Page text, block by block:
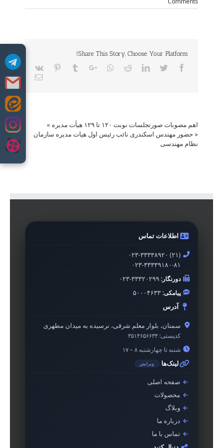
content
Share This Story, Choose Your Platform!
Facebook
Twitter
LinkedIn
Reddit
Whatsapp
Google+
Tumblr
Pinterest
Vk
Email
اهم مصوبات صورتجلسات نوبت ۱۲۰ تا ۱۲۹ هیأت مدیره
»
« حضور مهندس اسکندری نائب رئیس اول هیات مدیره سازمان
نظام مهندسی
اطلاعات تماس
۰۲۳-۳۳۳۳۸۹۲۰ (۲۱)
۰۲۳-۳۳۳۳۹۱۸۰-۸۱
دورنگار:۰۲۳-۳۳۳۲۰۲۹۹
پیامکی:۵۰۰۰۴۶۳۳
آدرس
سمنان، بلوار معلم شرقی، نرسیده به میدان مطهری
کدپستی: ۳۵۱۴۶۵۶۶۳۴
شنبه تا چهارشنبه ۸ – ۱۷
لینک‌ها ویرایش
صفحه اصلی
محصولات
وبلاگ
درباره ما
تماس با ما